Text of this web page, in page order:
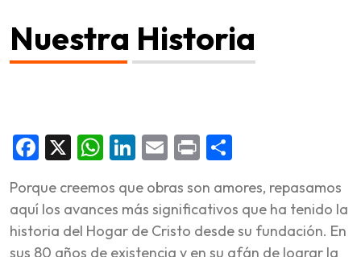
Nuestra Historia
Facebook
X WhatsApp
LinkedIn
Email
Print
Porque creemos que obras son amores, repasamos
aquí los avances más significativos que ha tenido la
historia del Hogar de Cristo desde su fundación. En
sus 80 años de existencia y en su afán de lograr la